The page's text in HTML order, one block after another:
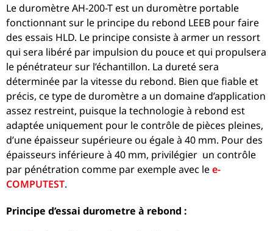
Le duromètre AH-200-T est un duromètre portable
fonctionnant sur le principe du rebond LEEB pour faire
des essais HLD. Le principe consiste à armer un ressort
qui sera libéré par impulsion du pouce et qui propulsera
le pénétrateur sur l’échantillon. La dureté sera
déterminée par la vitesse du rebond. Bien que fiable et
précis, ce type de duromètre a un domaine d’application
assez restreint, puisque la technologie à rebond est
adaptée uniquement pour le contrôle de pièces pleines,
d’une épaisseur supérieure ou égale à 40 mm. Pour des
épaisseurs inférieure à 40 mm, privilégier un contrôle
par pénétration comme par exemple avec lee-
COMPUTEST.
Principe d’essai durometre à rebond :